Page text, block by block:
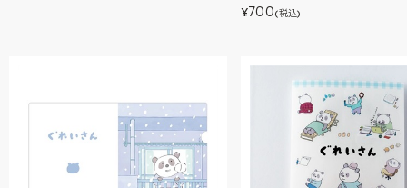
¥700(税込)